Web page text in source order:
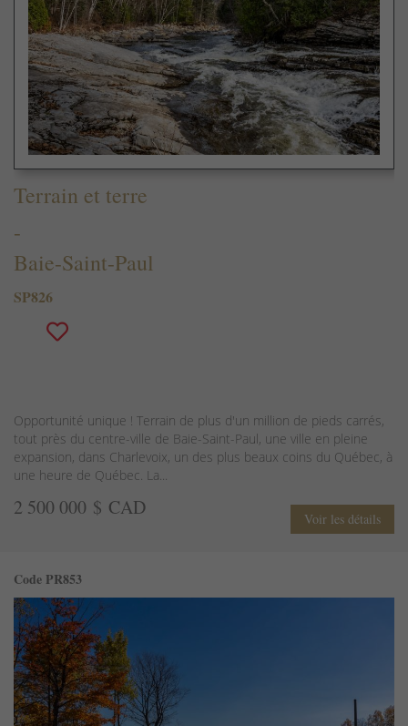
Terrain et terre
-
Baie-Saint-Paul
SP826
Opportunité unique ! Terrain de plus d'un million de pieds carrés,
tout près du centre-ville de Baie-Saint-Paul, une ville en pleine
expansion, dans Charlevoix, un des plus beaux coins du Québec, à
une heure de Québec. La...
2 500 000 $ CAD Voir les détails
Code PR853